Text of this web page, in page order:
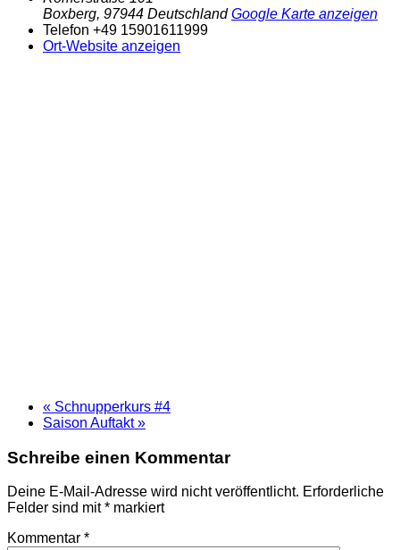
Boxberg, 97944 Deutschland Google Karte anzeigen
Telefon +49 15901611999
Ort-Website anzeigen
« Schnupperkurs #4
Saison Auftakt»
Schreibe einen Kommentar
Deine E-Mail-Adresse wird nicht veröffentlicht. Erforderliche
Felder sind mit* markiert
Kommentar *